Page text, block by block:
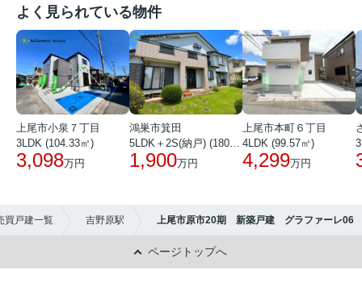
よく見られている物件
上尾市小泉７丁目
3LDK (104.33㎡)
3,098万円
鴻巣市箕田
1,900万円
上尾市本町６丁目
4LDK (99.57㎡)
4,299万円
買戸建一覧 吉野原駅 上尾市原市20期 新築戸建 グラファーレ06
ページトップへ